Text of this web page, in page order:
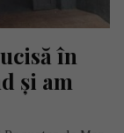
în
și am